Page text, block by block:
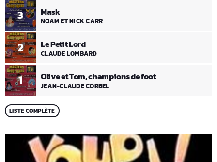
1 Olive et Tom, champions de foot
JEAN-CLAUDE CORBEL
2 Le Petit Lord
CLAUDE LOMBARD
3 Mask
NOAM ET NICK CARR
LISTE COMPLÈTE